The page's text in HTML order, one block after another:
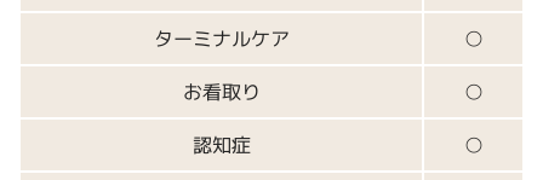
ターミナルケア
○
お看取り
○
認知症
○